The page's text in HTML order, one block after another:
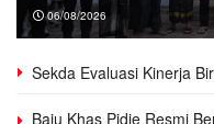
06/08/2026
Sekda Evaluasi Kinerja
Baju Khas Pidie Resmi